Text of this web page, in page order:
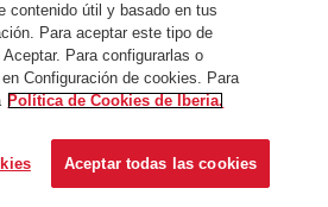
contenido útil y basado en tus
Para aceptar este tipo de
Para configurarlas o
Configuración de cookies. Para
Política de Cookies de Iberia.
Aceptar todas las cookies